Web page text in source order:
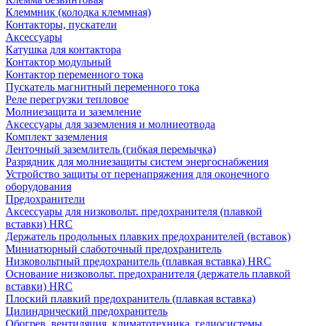
Клеммник (колодка клеммная)
Контакторы, пускатели
Аксессуары
Катушка для контактора
Контактор модульный
Контактор переменного тока
Пускатель магнитный переменного тока
Реле перегрузки тепловое
Молниезащита и заземление
Аксессуары для заземления и молниеотвода
Комплект заземления
Ленточный заземлитель (гибкая перемычка)
Разрядник для молниезащиты систем энергоснабжения
Устройство защиты от перенапряжения для оконечного
оборудования
Предохранители
Аксессуары для низковольт. предохранителя (плавкой
вставки) HRC
Держатель продольных плавких предохранителей (вставок)
Миниатюрный слаботочный предохранитель
Низковольтный предохранитель (плавкая вставка) HRC
Основание низковольт. предохранителя (держатель плавкой
вставки) HRC
Плоский плавкий предохранитель (плавкая вставка)
Цилиндрический предохранитель
Обогрев, вентиляция, климатотехника, гелиосистемы